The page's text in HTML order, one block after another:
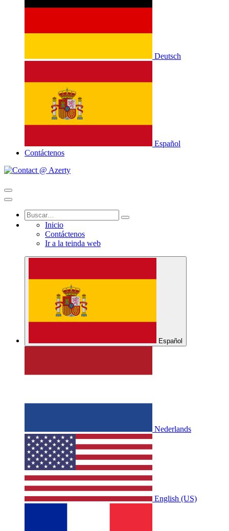
Deutsch
Español
Contáctenos
Inicio
Contáctenos
Ir a la teinda web
Español
Nederlands
English (US)